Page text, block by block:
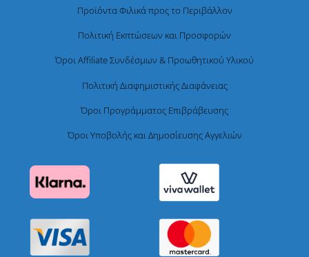
Προϊόντα Φιλικά προς το Περιβάλλον
Πολιτική Εκπτώσεων και Προσφορών
Όροι Affiliate Συνδέσμων & Προωθητικού Υλικού
Πολιτική Διαφημιστικής Διαφάνειας
Όροι Προγράμματος Επιβράβευσης
Όροι Υποβολής και Δημοσίευσης Αγγελιών